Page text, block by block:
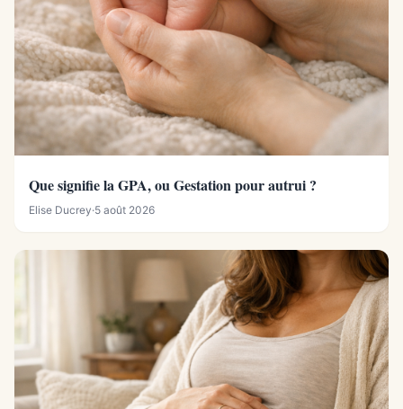
Que signifie la GPA, ou Gestation pour autrui ?
Elise Ducrey·5 août 2026